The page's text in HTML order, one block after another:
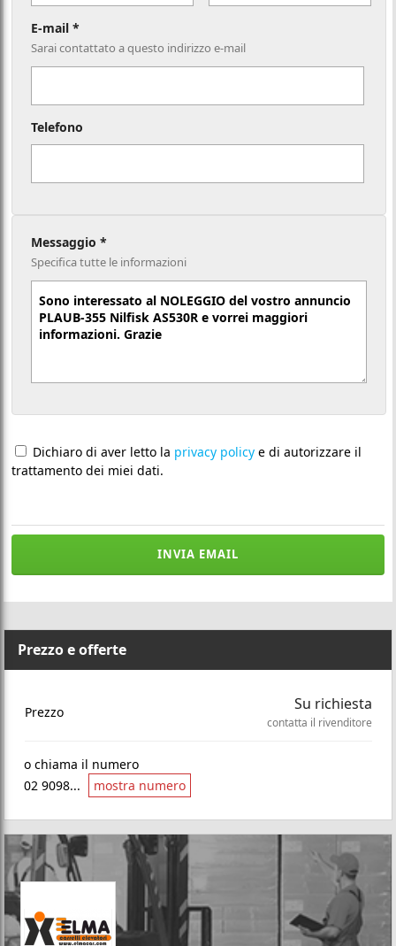
E-mail *
Sarai contattato a questo indirizzo e-mail
Telefono
Messaggio *
Specifica tutte le informazioni
Dichiaro di aver letto la privacy policy e di autorizzare il
trattamento dei miei dati.
INVIA EMAIL
Prezzo e offerte
Prezzo Su richiesta
contatta il rivenditore
o chiama il numero
02 9098...
mostra numero